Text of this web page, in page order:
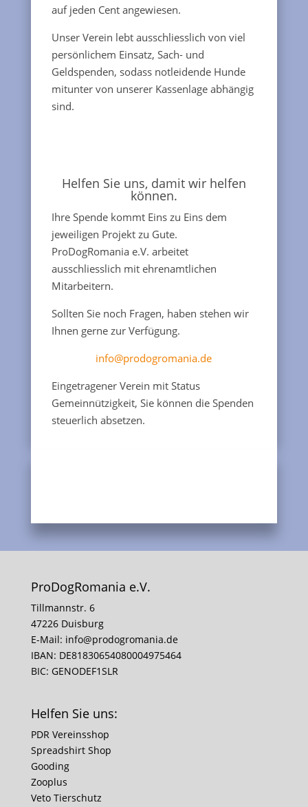
auf jeden Cent angewiesen.
Unser Verein lebt ausschliesslich von viel
persönlichem Einsatz, Sach- und
Geldspenden, sodass notleidende Hunde
mitunter von unserer Kassenlage abhängig
sind.
Helfen Sie uns, damit wir helfen
können.
Ihre Spende kommt Eins zu Eins dem
jeweiligen Projekt zu Gute.
ProDogRomania e.V. arbeitet
ausschliesslich mit ehrenamtlichen
Mitarbeitern.
Sollten Sie noch Fragen, haben stehen wir
Ihnen gerne zur Verfügung.
info@prodogromania.de
Eingetragener Verein mit Status
Gemeinnützigkeit, Sie können die Spenden
steuerlich absetzen.
ProDogRomania e.V.
Tillmannstr. 6
47226 Duisburg
E-Mail: info@prodogromania.de
IBAN: DE81830654080004975464
BIC: GENODEF1SLR
Helfen Sie uns:
PDR Vereinsshop
Spreadshirt Shop
Gooding
Zooplus
Veto Tierschutz